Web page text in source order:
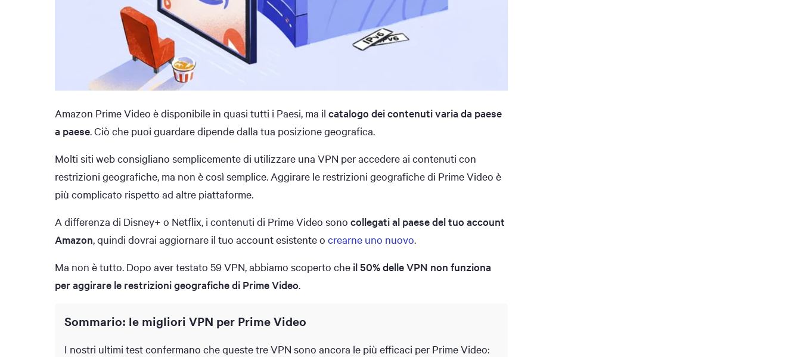
Amazon Prime Video è disponibile in quasi tutti i Paesi, ma il catalogo dei contenuti varia da paese
a paese. Ciò che puoi guardare dipende dalla tua posizione geografica.
Molti siti web consigliano semplicemente di utilizzare una VPN per accedere ai contenuti con
restrizioni geografiche, ma non è così semplice. Aggirare le restrizioni geografiche di Prime Video è
più complicato rispetto ad altre piattaforme.
A differenza di Disney+ o Netflix, i contenuti di Prime Video sono collegati al paese del tuo account
Amazon, quindi dovrai aggiornare il tuo account esistente o crearne uno nuovo.
Ma non è tutto. Dopo aver testato 59 VPN, abbiamo scoperto che il 50% delle VPN non funziona
per aggirare le restrizioni geografiche di Prime Video.
Sommario: le migliori VPN per Prime Video
I nostri ultimi test confermano che queste tre VPN sono ancora le più efficaci per Prime Video: